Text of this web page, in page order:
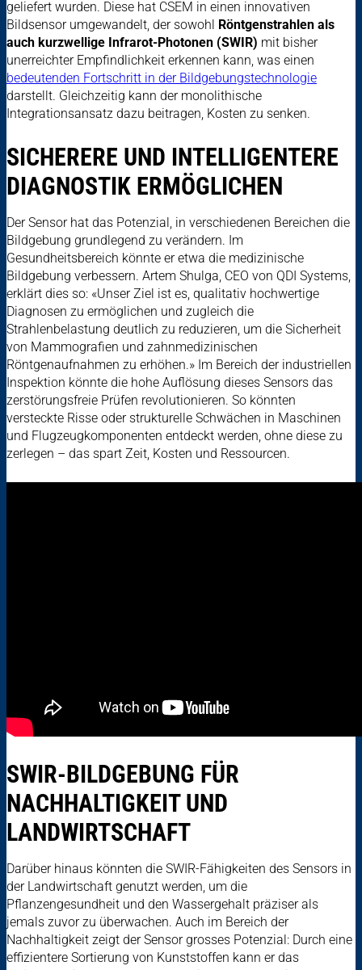
geliefert wurden. Diese hat CSEM in einen innovativen
Bildsensor umgewandelt, der sowohl Röntgenstrahlen als
auch kurzwellige Infrarot-Photonen (SWIR) mit bisher
unerreichter Empfindlichkeit erkennen kann, was einen
bedeutenden Fortschritt in der Bildgebungstechnologie
darstellt. Gleichzeitig kann der monolithische
Integrationsansatz dazu beitragen, Kosten zu senken.
SICHERERE UND INTELLIGENTERE
DIAGNOSTIK ERMÖGLICHEN
Der Sensor hat das Potenzial, in verschiedenen Bereichen die
Bildgebung grundlegend zu verändern. Im
Gesundheitsbereich könnte er etwa die medizinische
Bildgebung verbessern. Artem Shulga, CEO von QDI Systems,
erklärt dies so: «Unser Ziel ist es, qualitativ hochwertige
Diagnosen zu ermöglichen und zugleich die
Strahlenbelastung deutlich zu reduzieren, um die Sicherheit
von Mammografien und zahnmedizinischen
Röntgenaufnahmen zu erhöhen.» Im Bereich der industriellen
Inspektion könnte die hohe Auflösung dieses Sensors das
zerstörungsfreie Prüfen revolutionieren. So könnten
versteckte Risse oder strukturelle Schwächen in Maschinen
und Flugzeugkomponenten entdeckt werden, ohne diese zu
zerlegen – das spart Zeit, Kosten und Ressourcen.
SWIR-BILDGEBUNG FÜR
NACHHALTIGKEIT UND
LANDWIRTSCHAFT
Darüber hinaus könnten die SWIR-Fähigkeiten des Sensors in
der Landwirtschaft genutzt werden, um die
Pflanzengesundheit und den Wassergehalt präziser als
jemals zuvor zu überwachen. Auch im Bereich der
Nachhaltigkeit zeigt der Sensor grosses Potenzial: Durch eine
effizientere Sortierung von Kunststoffen kann er das